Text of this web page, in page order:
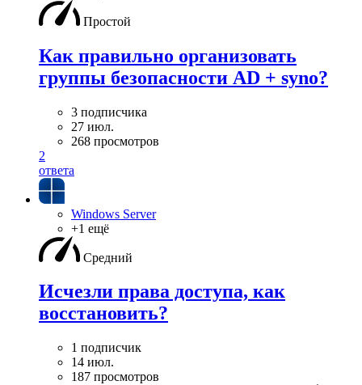
Простой
Как правильно организовать
группы безопасности AD + syno?
3 подписчика
27 июл.
268 просмотров
2
ответа
Windows Server
+1 ещё
Средний
Исчезли права доступа, как
восстановить?
1 подписчик
14 июл.
187 просмотров